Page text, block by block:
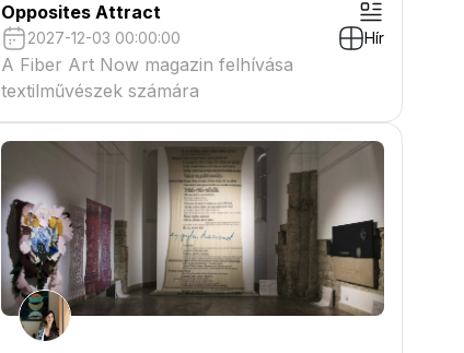
Opposites Attract
2027-12-03 00:00:00 Hír
A Fiber Art Now magazin felhívása
textilművészek számára